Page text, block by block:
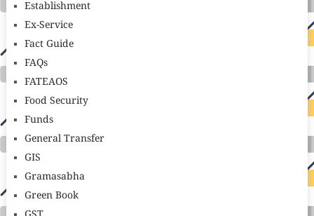
Establishment
Ex-Service
Fact Guide
FAQs
FATEAOS
Food Security
Funds
General Transfer
GIS
Gramasabha
Green Book